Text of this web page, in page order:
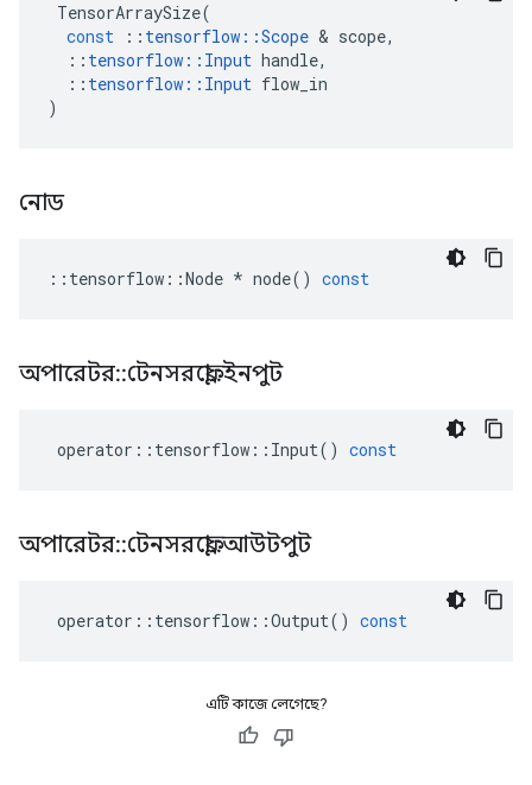
TensorArraySize(
const
:: tensorflow ::Scope & scope,
:: tensorflow :: Input handle,
:: tensorflow :: Input flow_in
)
নোড
:: tensorflow ::Node * node() const
অপারেটর::টেনসরফ্লো::ইনপুট
operator :: tensorflow :: Input() const
অপারেটর::টেনসরফ্লো::আউটপুট
operator :: tensorflow ::Output() const
এটি কাজে লেগেছে?